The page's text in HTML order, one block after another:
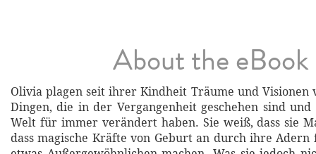
About the eBook
Olivia plagen seit ihrer Kindheit Träume und Visionen
Dingen, die in der Vergangenheit geschehen sind
Welt für immer verändert haben. Sie weiß, dass sie
dass magische Kräfte von Geburt an durch ihre Adern